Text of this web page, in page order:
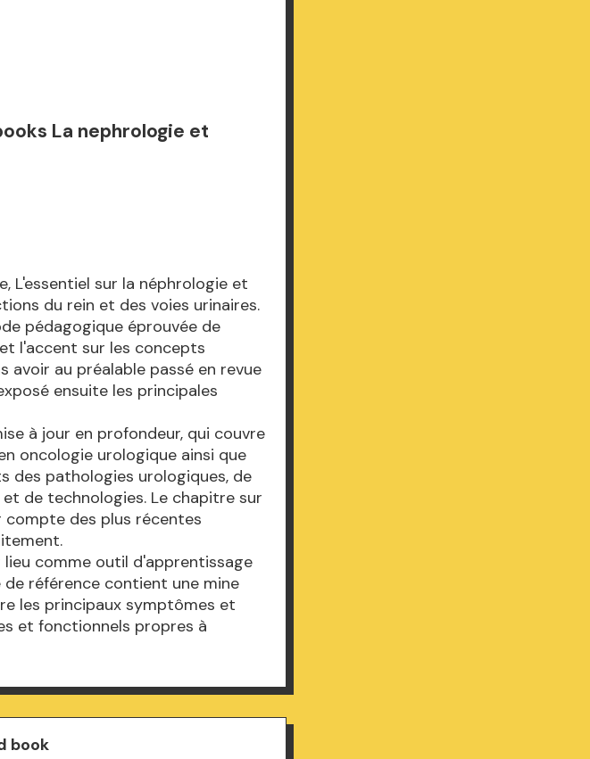
La nephrologie et
L'essentiel sur la néphrologie et
du rein et des voies urinaires.
pédagogique éprouvée de
l'accent sur les concepts
avoir au préalable passé en revue
ensuite les principales
à jour en profondeur, qui couvre
oncologie urologique ainsi que
des pathologies urologiques, de
de technologies. Le chapitre sur
des plus récentes
comme outil d'apprentissage
référence contient une mine
les principaux symptômes et
et fonctionnels propres à
book